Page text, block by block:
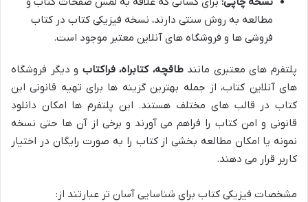
مطالعه به روش سنتی دارند، نسخه فیزیکی کتاب در کتاب
فروشی ها و فروشگاه های آنلاین معتبر موجود است.
پلتفرم های معتبری مانندطاقچه، کتابراه، فراکتاب و دیگر فروشگاه
های آنلاین کتاب، از جمله بهترین گزینه ها برای تهیه قانونی این
کتاب در قالب های مختلف هستند. این پلتفرم ها امکان دانلود
قانونی و امن کتاب را فراهم می آورند و برخی از آن ها حتی نسخه
نمونه یا امکان مطالعه بخشی از کتاب را به صورت رایگان در اختیار
کاربر قرار می دهند.
مشخصات فیزیکی کتاب برای شناسایی آسان تر عبارتند از: